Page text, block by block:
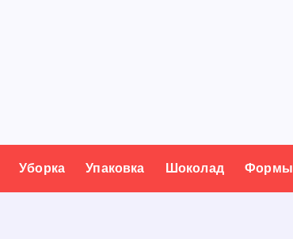
Уборка Упаковка Шоколад Формы